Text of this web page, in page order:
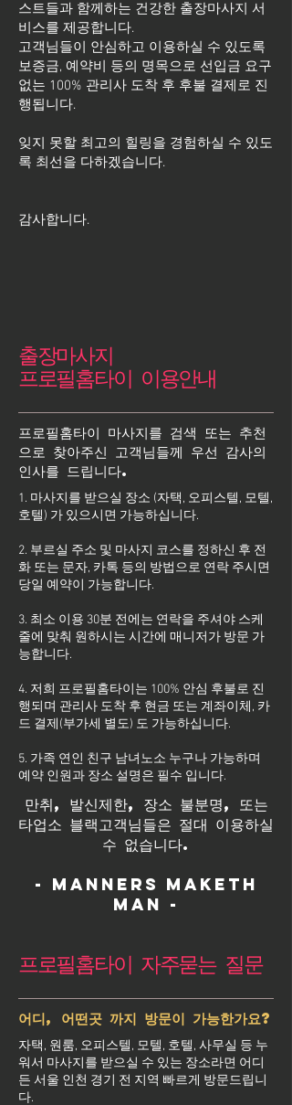
스트들과 함께하는 건강한 출장마사지 서
비스를 제공합니다.
고객님들이 안심하고 이용하실 수 있도록
보증금, 예약비 등의 명목으로 선입금 요구
없는 100% 관리사 도착 후 후불 결제로 진
행됩니다.
잊지 못할 최고의 힐링을 경험하실 수 있도
록 최선을 다하겠습니다.
​감사합니다.
출장마사지
프로필홈타이 이용안내
프로필홈타이 마사지를 검색 또는 추천
으로 찾아주신 고객님들께 우선 감사의
인사를 드립니다.
1. 마사지를 받으실 장소 (자택, 오피스텔, 모텔,
호텔) 가 있으시면 가능하십니다.
2. 부르실 주소 및 마사지 코스를 정하신 후 전
화 또는 문자, 카톡 등의 방법으로 연락 주시면
당일 예약이 가능합니다.
3. 최소 이용 30분 전에는 연락을 주셔야 스케
줄에 맞춰 원하시는 시간에 매니저가 방문 가
능합니다.
4. 저희 프로필홈타이는 100% 안심 후불로 진
행되며 관리사 도착 후 현금 또는 계좌이체, 카
드 결제(부가세 별도) 도 가능하십니다.
5. 가족 연인 친구 남녀노소 누구나 가능하며
예약 인원과 장소 설명은 필수 입니다.
만취, 발신제한, 장소 불분명, 또는
타업소 블랙고객님들은 절대 이용하실
수 없습니다.
- Manners maketh
man -
프로필홈타이 자주묻는 질문
어디, 어떤곳 까지 방문이 가능한가요?
자택, 원룸, 오피스텔, 모텔, 호텔, 사무실 등 누
워서 마사지를 받으실 수 있는 장소라면 어디
든 서울 인천 경기 전 지역 빠르게 방문드립니
다.